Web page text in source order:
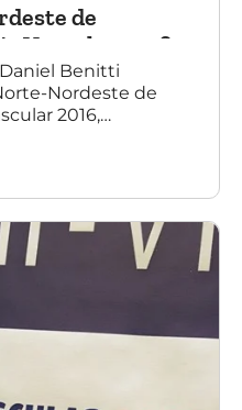
de
Vascular 2016
Benitti
Nordeste de
2016,